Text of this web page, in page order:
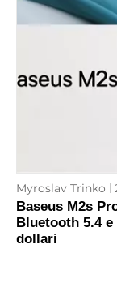
Myroslav Trinko
Baseus M2s
Bluetooth 5.4
dollari